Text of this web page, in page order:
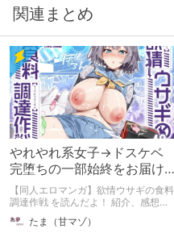
関連まとめ
やれやれ系女子→ドスケベ
完堕ちの一部始終をお届け
します。
【同人エロマンガ】欲情ウサギの食料
調達作戦 を読んだよ！ 紹介、感想、
たま（甘マゾ）